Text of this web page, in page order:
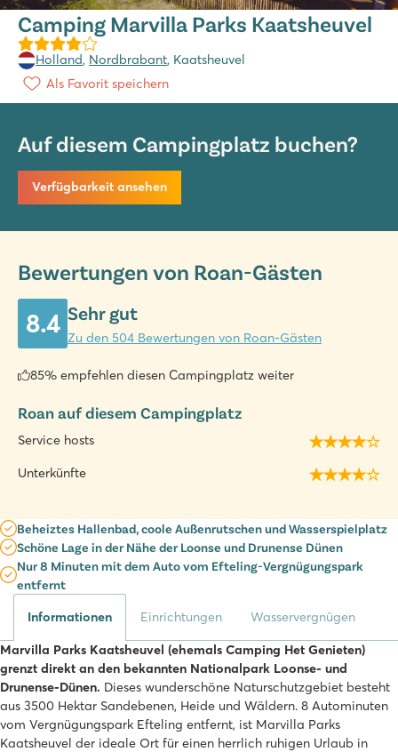
Camping Marvilla Parks Kaatsheuvel
Holland, Nordbrabant, Kaatsheuvel
Als Favorit speichern
Auf diesem Campingplatz buchen?
Verfügbarkeit ansehen
Bewertungen von Roan-Gästen
8.4 Sehr gut
Zu den 504 Bewertungen von Roan-Gästen
85% empfehlen diesen Campingplatz weiter
Roan auf diesem Campingplatz
Service hosts
Unterkünfte
Beheiztes Hallenbad, coole Außenrutschen und Wasserspielplatz
Schöne Lage in der Nähe der Loonse und Drunense Dünen
Nur 8 Minuten mit dem Auto vom Efteling-Vergnügungspark
entfernt
Informationen Einrichtungen Wasservergnügen
Marvilla Parks Kaatsheuvel (ehemals Camping Het Genieten)
grenzt direkt an den bekannten Nationalpark Loonse- und
Drunense-Dünen. Dieses wunderschöne Naturschutzgebiet besteht
aus 3500 Hektar Sandebenen, Heide und Wäldern. 8 Autominuten
vom Vergnügungspark Efteling entfernt, ist Marvilla Parks
Kaatsheuvel der ideale Ort für einen herrlich ruhigen Urlaub in